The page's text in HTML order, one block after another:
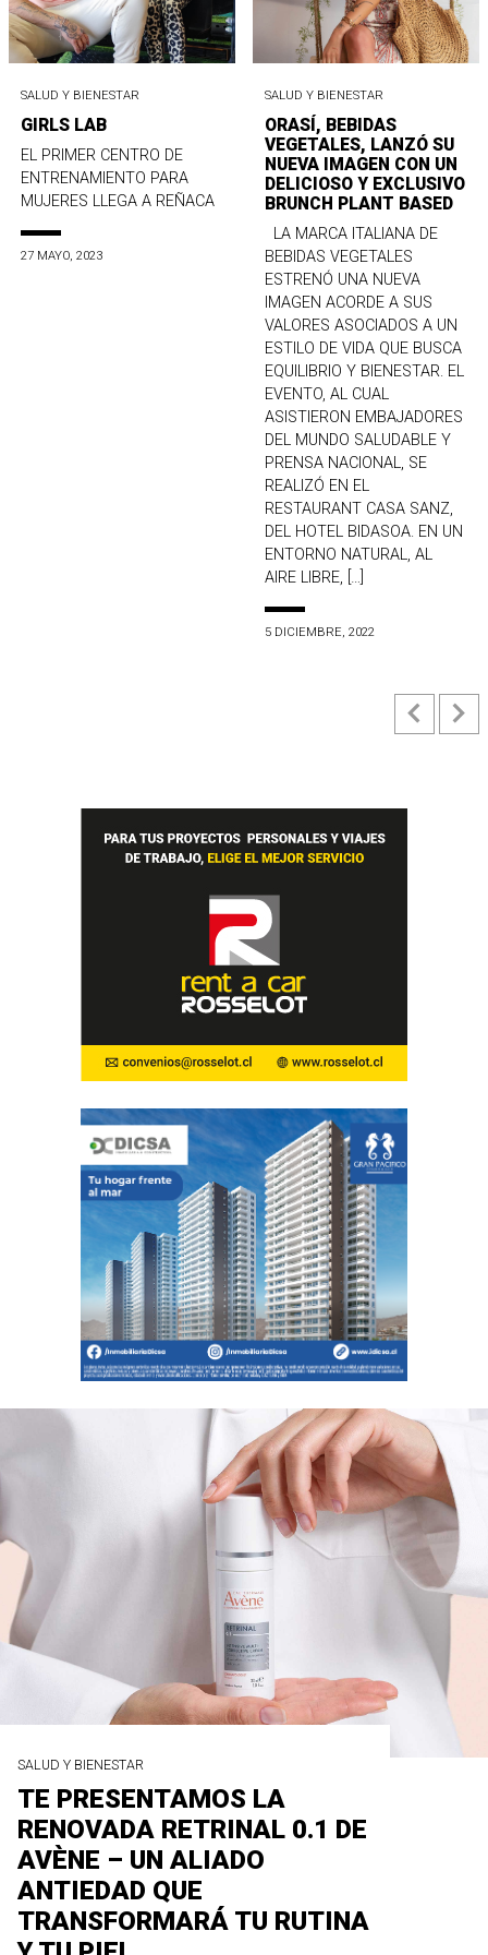
SALUD Y BIENESTAR
GIRLS LAB
EL PRIMER CENTRO DE
ENTRENAMIENTO PARA
MUJERES LLEGA A REÑACA
27 MAYO, 2023
SALUD Y BIENESTAR
ORASÍ, BEBIDAS
VEGETALES, LANZÓ SU
NUEVA IMAGEN CON UN
DELICIOSO Y EXCLUSIVO
BRUNCH PLANT BASED
LA MARCA ITALIANA DE
BEBIDAS VEGETALES
ESTRENÓ UNA NUEVA
IMAGEN ACORDE A SUS
VALORES ASOCIADOS A UN
ESTILO DE VIDA QUE BUSCA
EQUILIBRIO Y BIENESTAR. EL
EVENTO, AL CUAL
ASISTIERON EMBAJADORES
DEL MUNDO SALUDABLE Y
PRENSA NACIONAL, SE
REALIZÓ EN EL
RESTAURANT CASA SANZ,
DEL HOTEL BIDASOA. EN UN
ENTORNO NATURAL, AL
AIRE LIBRE, […]
5 DICIEMBRE, 2022
SALUD Y BIENESTAR
TE PRESENTAMOS LA
RENOVADA RETRINAL 0.1 DE
AVÈNE – UN ALIADO
ANTIEDAD QUE
TRANSFORMARÁ TU RUTINA